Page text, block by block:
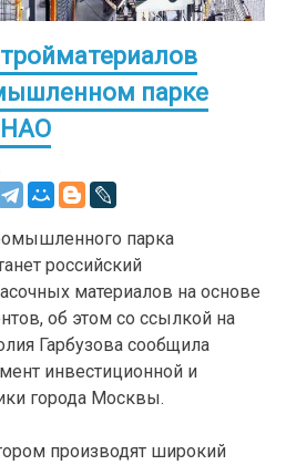
парке
парка
российский
материалов на основе
об этом со ссылкой на
Гарбузова сообщила
инвестиционной и
города Москвы.
производят широкий